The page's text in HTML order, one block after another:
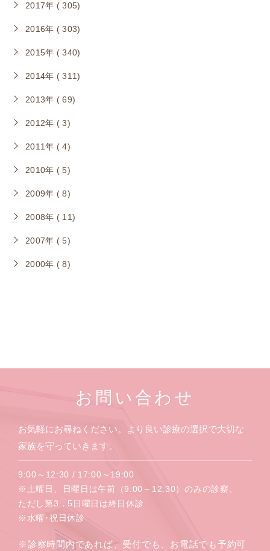
2017年 ( 305)
2016年 ( 303)
2015年 ( 340)
2014年 ( 311)
2013年 ( 69)
2012年 ( 3)
2011年 ( 4)
2010年 ( 5)
2009年 ( 8)
2008年 ( 11)
2007年 ( 5)
2000年 ( 8)
お問い合わせ
お気軽にお尋ねください。より良い診療の選択で大切な
家族を守っていきます。
9:00～12:30 / 17:00～19:00
※土曜日、日曜日は午前（9:00～12:30）のみの診察、
ただし第3，5日曜日は終日休診
※水曜･祝日休診
※診察時間内であれば、受付でも、お電話でも予約可